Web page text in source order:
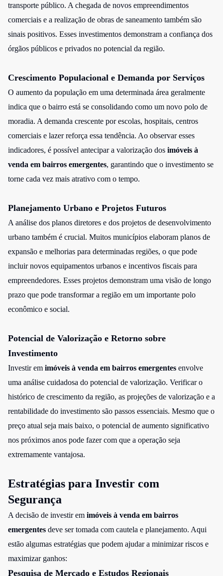
transporte público. A chegada de novos empreendimentos
comerciais e a realização de obras de saneamento também são
sinais positivos. Esses investimentos demonstram a confiança dos
órgãos públicos e privados no potencial da região.
Crescimento Populacional e Demanda por Serviços
O aumento da população em uma determinada área geralmente
indica que o bairro está se consolidando como um novo polo de
moradia. A demanda crescente por escolas, hospitais, centros
comerciais e lazer reforça essa tendência. Ao observar esses
indicadores, é possível antecipar a valorização dos imóveis à
venda em bairros emergentes, garantindo que o investimento se
torne cada vez mais atrativo com o tempo.
Planejamento Urbano e Projetos Futuros
A análise dos planos diretores e dos projetos de desenvolvimento
urbano também é crucial. Muitos municípios elaboram planos de
expansão e melhorias para determinadas regiões, o que pode
incluir novos equipamentos urbanos e incentivos fiscais para
empreendedores. Esses projetos demonstram uma visão de longo
prazo que pode transformar a região em um importante polo
econômico e social.
Potencial de Valorização e Retorno sobre
Investimento
Investir em imóveis à venda em bairros emergentes envolve
uma análise cuidadosa do potencial de valorização. Verificar o
histórico de crescimento da região, as projeções de valorização e a
rentabilidade do investimento são passos essenciais. Mesmo que o
preço atual seja mais baixo, o potencial de aumento significativo
nos próximos anos pode fazer com que a operação seja
extremamente vantajosa.
Estratégias para Investir com
Segurança
A decisão de investir em imóveis à venda em bairros
emergentes deve ser tomada com cautela e planejamento. Aqui
estão algumas estratégias que podem ajudar a minimizar riscos e
maximizar ganhos:
Pesquisa de Mercado e Estudos Regionais